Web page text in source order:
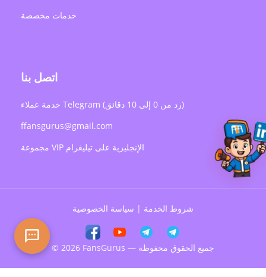
خدمات مخصصة
اتصل بنا
خدمة عملاء Telegram (رد من 0 إلى 10 دقائق)
ffansgurus@gmail.com
مجموعة VIP الإنجليزية على تيليغرام
شروط الخدمة | سياسة الخصوصية
© 2026 FansGurus — جميع الحقوق محفوظة